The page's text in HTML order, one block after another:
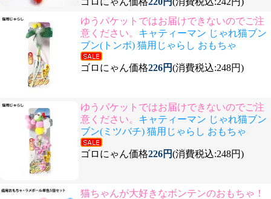
ゆうパケットではお届けできないのでご注
意ください。 キャティーマン じゃれ猫ブン
ブン(トンボ) 猫用じゃらし おもちゃ
ゴロにゃん価格226円(消費税込:248円)
ゆうパケットではお届けできないのでご注
意ください。 キャティーマン じゃれ猫ブン
ブン(ミツバチ) 猫用じゃらし おもちゃ
ゴロにゃん価格226円(消費税込:248円)
猫ちゃんが大好きなボンテンのおもちゃ！